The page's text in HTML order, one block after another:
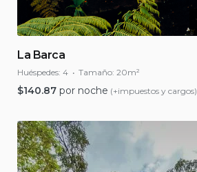
La Barca
Huéspedes: 4 Tamaño: 20m²
$140.87 por noche (+impuestos y cargos)